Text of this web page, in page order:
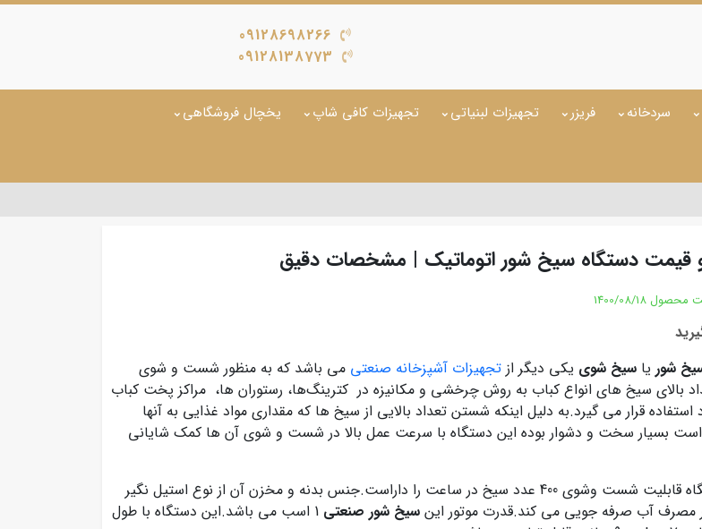
09128698266
09128138773
سردخانه فریزر تجهیزات لبنیاتی تجهیزات کافی شاپ یخچال فروشگاهی
قیمت دستگاه سیخ شور اتوماتیک | مشخصات دقیق
محصول 1400/08/18
شور یا سیخ شوی یکی دیگر از تجهیزات آشپزخانه صنعتی می باشد که به منظور شست و شوی
بالای سیخ های انواع کباب به روش چرخشی و مکانیزه در کترینگ‌ها، رستوران ها، مراکز پخت کباب
قرار می گیرد.به دلیل اینکه شستن تعداد بالایی از سیخ ها که مقداری مواد غذایی به آنها
بسیار سخت و دشوار بوده این دستگاه با سرعت عمل بالا در شست و شوی آن ها کمک شایانی
این دستگاه قابلیت شست وشوی 400 عدد سیخ در ساعت را داراست.جنس بدنه و مخزن آن از نوع استیل نگیر
مصرف آب صرفه جویی می کند.قدرت موتور این سیخ شور صنعتی
1 اسب می باشد.این دستگاه با طول